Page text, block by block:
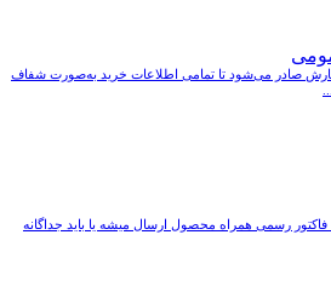
صادر می‌شود تا تمامی اطلاعات خرید به‌صورت شفاف
فاکتور رسمی همراه محصول ارسال میشه یا باید جداگانه